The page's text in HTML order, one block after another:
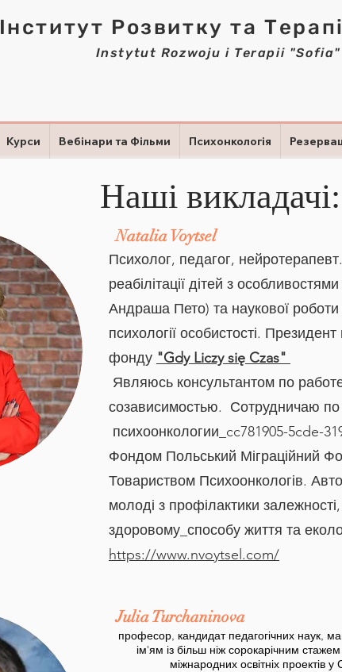
Інститут Розвитку та
Instytut Rozwoju i Terapii "Sofia"
Курси Вебінари та Фільми Психонкологія
Наші викладачі:
Natalia Voytsel
Психолог, педагог,
реабілітації дітей з
Андраша Пето) та наукової роботи
психології особистості.
фонду "Gdy Liczy się Czas"
Являюсь консультантом по
созависимостью. Сотрудничаю
психоонкологии_cc781905-5cde-
Фондом Польський Міграційний
Товариством Психоонкологів.
молоді з профілактики
здоровому_способу життя та
https://www.nvoytsel.com/
Julia Turchaninova
професор, кандидат педагогічних наук,
ім'ям із більш ніж сорокарічним
міжнародних освітніх